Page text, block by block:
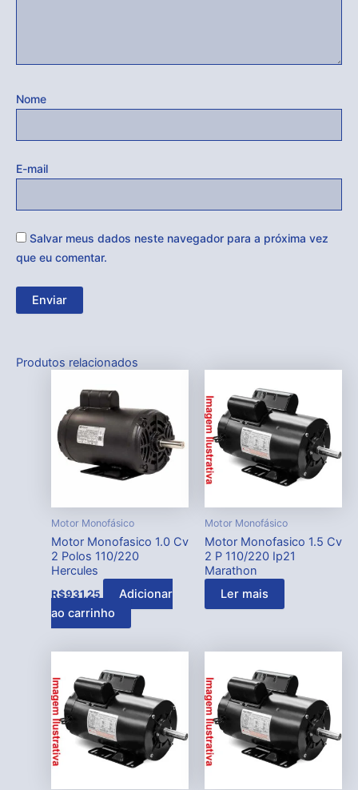
Nome
E-mail
Salvar meus dados neste navegador para a próxima vez
que eu comentar.
Produtos relacionados
Motor Monofásico
Motor Monofasico 1.0 Cv
2 Polos 110/220
Hercules
R$931,25
Adicionar
ao carrinho
Motor Monofásico
Motor Monofasico 1.5 Cv
2 P 110/220 Ip21
Marathon
Ler mais